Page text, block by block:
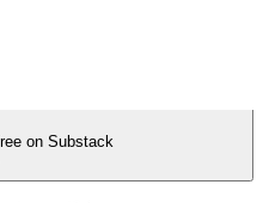
on Substack